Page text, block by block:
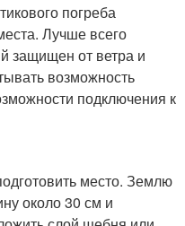
погреба
Лучше всего
защищен от ветра и
возможность
подключения к
место. Землю
около 30 см и